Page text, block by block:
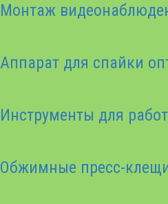
Монтаж
Аппарат для спайки
Инструменты для
Обжимные пресс-